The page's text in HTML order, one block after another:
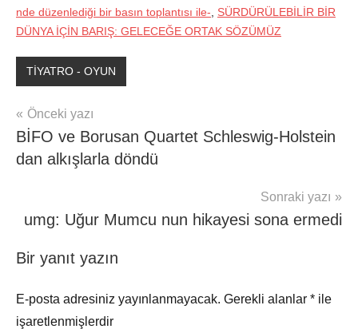
nde düzenlediği bir basın toplantısı ile-
SÜRDÜRÜLEBİLİR BİR
DÜNYA İÇİN BARIŞ: GELECEĞE ORTAK SÖZÜMÜZ
TİYATRO - OYUN
Yazı
gezinmesi
Önceki yazı
BİFO ve Borusan Quartet Schleswig-Holstein
dan alkışlarla döndü
Sonraki yazı
umg: Uğur Mumcu nun hikayesi sona ermedi
Bir yanıt yazın
E-posta adresiniz yayınlanmayacak. Gerekli alanlar * ile
işaretlenmişlerdir